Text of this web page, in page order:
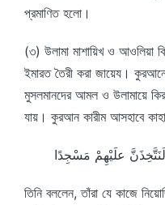
প্রমাণিত হলো।
(৩) উলামা মাশায়িখ ও আওলিয়া
ইমারত তৈরী করা জায়েয। কুরআনে
মুসলমানদের আমল ও উলামায়ে
যায়। কুরআন কারীম আসহাবে
علَيْهِمْ مَسْجِدًا
তিনি বললেন, তাঁরা যে কাজে